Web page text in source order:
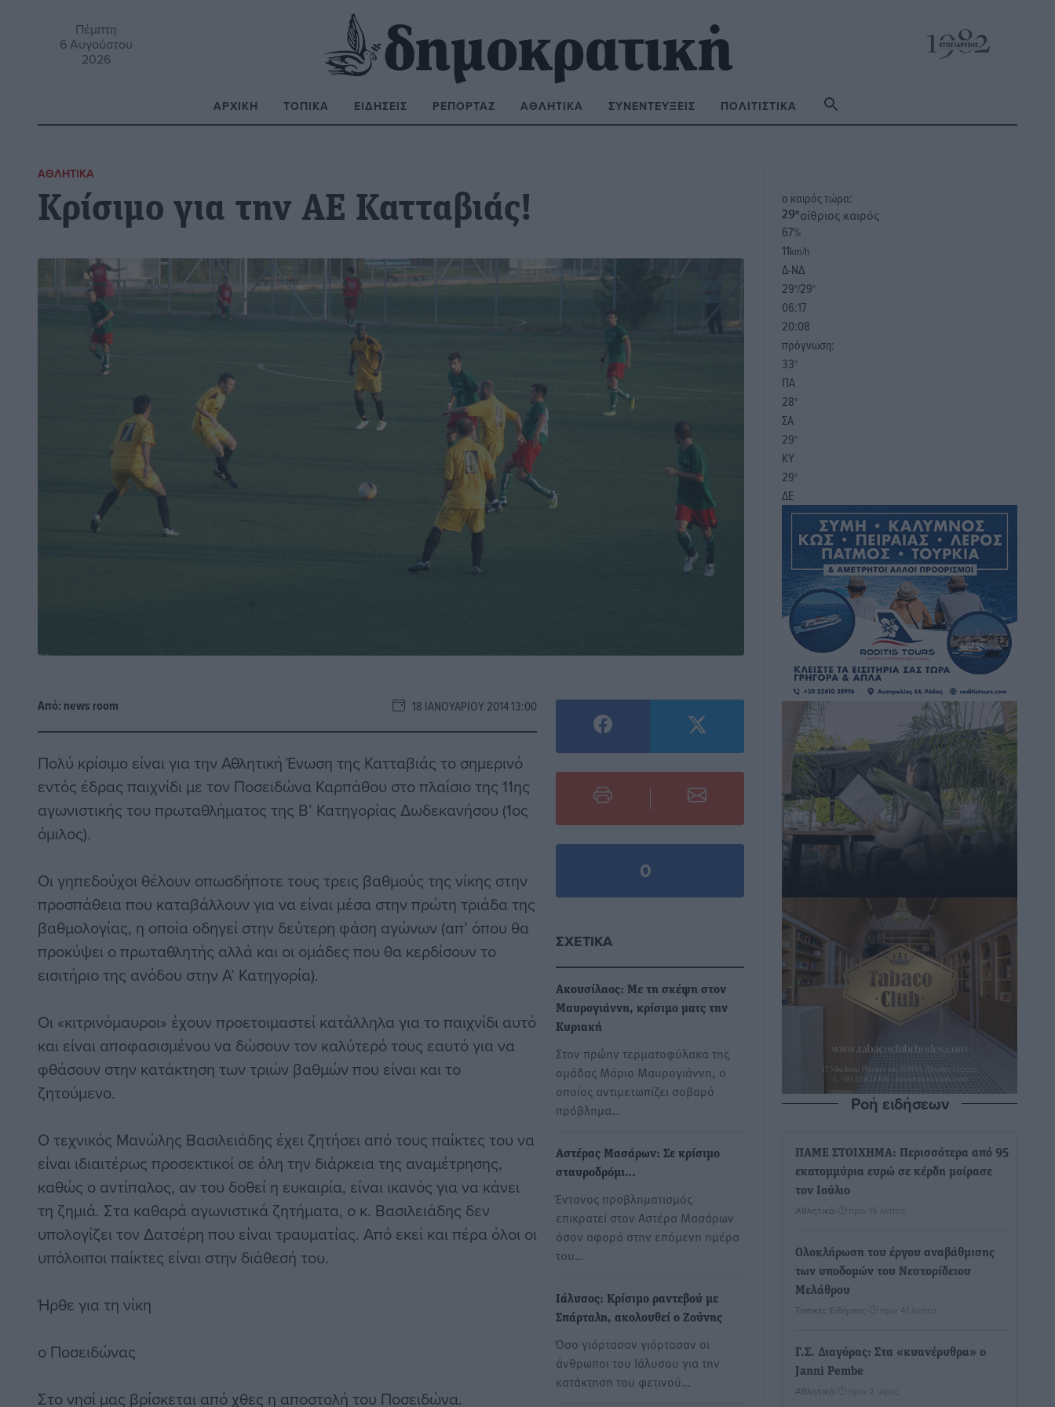
Πέμπτη
6 Αυγούστου
2026
ΑΡΧΙΚΉ ΤΟΠΙΚΆ ΕΙΔΉΣΕΙΣ ΡΕΠΟΡΤΆΖ ΑΘΛΗΤΙΚΆ ΣΥΝΕΝΤΕΎΞΕΙΣ ΠΟΛΙΤΙΣΤΙΚΆ
ΑΘΛΗΤΙΚΆ
Κρίσιμο για την ΑΕ Κατταβιάς!
Από: news room 18 ΙΑΝΟΥΑΡΊΟΥ 2014 13:00
Πολύ κρίσιμο είναι για την Αθλητική Ένωση της Κατταβιάς το σημερινό
εντός έδρας παιχνίδι με τον Ποσειδώνα Καρπάθου στο πλαίσιο της 11ης
αγωνιστικής του πρωταθλήματος της Β’ Κατηγορίας Δωδεκανήσου (1ος
όμιλος).
Οι γηπεδούχοι θέλουν οπωσδήποτε τους τρεις βαθμούς της νίκης στην
προσπάθεια που καταβάλλουν για να είναι μέσα στην πρώτη τριάδα της
βαθμολογίας, η οποία οδηγεί στην δεύτερη φάση αγώνων (απ’ όπου θα
προκύψει ο πρωταθλητής αλλά και οι ομάδες που θα κερδίσουν το
εισιτήριο της ανόδου στην Α’ Κατηγορία).
Οι «κιτρινόμαυροι» έχουν προετοιμαστεί κατάλληλα για το παιχνίδι αυτό
και είναι αποφασισμένου να δώσουν τον καλύτερό τους εαυτό για να
φθάσουν στην κατάκτηση των τριών βαθμών που είναι και το
ζητούμενο.
Ο τεχνικός Μανώλης Βασιλειάδης έχει ζητήσει από τους παίκτες του να
είναι ιδιαιτέρως προσεκτικοί σε όλη την διάρκεια της αναμέτρησης,
καθώς ο αντίπαλος, αν του δοθεί η ευκαιρία, είναι ικανός για να κάνει
τη ζημιά. Στα καθαρά αγωνιστικά ζητήματα, ο κ. Βασιλειάδης δεν
υπολογίζει τον Δατσέρη που είναι τραυματίας. Από εκεί και πέρα όλοι οι
υπόλοιποι παίκτες είναι στην διάθεσή του.
Ήρθε για τη νίκη
ο Ποσειδώνας
Στο νησί μας βρίσκεται από χθες η αποστολή του Ποσειδώνα.
0
ΣΧΕΤΙΚΆ
Ακουσίλαος: Με τη σκέψη στον
Μαυρογιάννη, κρίσιμο ματς την
Κυριακή
Στον πρώην τερματοφύλακα της
ομάδας Μάριο Μαυρογιάννη, ο
οποίος αντιμετωπίζει σοβαρό
πρόβλημα…
Αστέρας Μασάρων: Σε κρίσιμο
σταυροδρόμι…
Έντονος προβληματισμός
επικρατεί στον Αστέρα Μασάρων
όσον αφορά στην επόμενη ημέρα
του…
Ιάλυσος: Κρίσιμο ραντεβού με
Σπάρταλη, ακολουθεί ο Ζούνης
Όσο γιόρτασαν γιόρτασαν οι
άνθρωποι του Ιάλυσου για την
κατάκτηση του φετινού…
o καιρός τώρα:
29°αίθριος καιρός
67%
11km/h
Δ-ΝΔ
29°/29°
06:17
20:08
πρόγνωση:
33°
ΠΑ
28°
ΣΑ
29°
ΚΥ
29°
ΔΕ
Ροή ειδήσεων
ΠΑΜΕ ΣΤΟΙΧΗΜΑ: Περισσότερα από 95
εκατομμύρια ευρώ σε κέρδη μοίρασε
τον Ιούλιο
Αθλητικά πριν 15 λεπτά
Ολοκλήρωση του έργου αναβάθμισης
των υποδομών του Νεστορίδειου
Μελάθρου
Τοπικές Ειδήσεις πριν 41 λεπτά
Γ.Σ. Διαγόρας: Στα «κυανέρυθρα» ο
Janni Pembe
Αθλητικά πριν 2 ώρες